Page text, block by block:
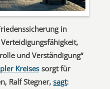
in
und Verständigung“
Kreises sorgt für
Ralf Stegner,sagt: